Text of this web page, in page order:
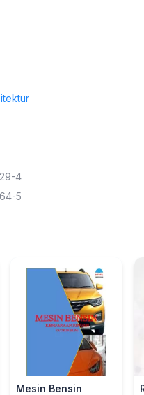
4
5
Mesin Bensin